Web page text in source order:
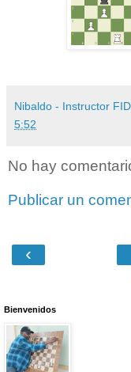
Nibaldo - Instructor
5:52
No hay
Publicar un
‹
Bienvenidos